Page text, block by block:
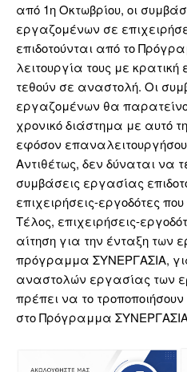
από 1η Οκτωβρίου, οι
εργαζομένων σε
επιδοτούνται από το
λειτουργία τους με
τεθούν σε αναστολή. Οι
εργαζομένων θα
χρονικό διάστημα με αυτό
εφόσον
Αντιθέτως, δεν δύναται να
συμβάσεις εργασίας
επιχειρήσεις-εργοδότες
Τέλος, επιχειρήσεις-
αίτηση για την ένταξη των
πρόγραμμα ΣΥΝΕΡΓΑΣΙΑ,
αναστολών εργασίας των
πρέπει να το τροποποιήσουν
στο Πρόγραμμα